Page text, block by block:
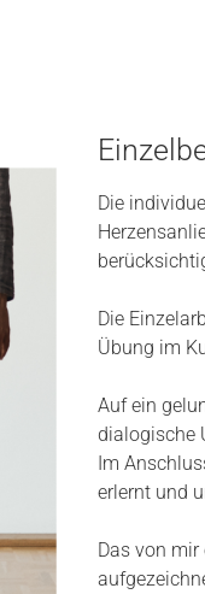
Die
Die
Übung im
Auf ein
dialogische
Im
erlernt und
Das von